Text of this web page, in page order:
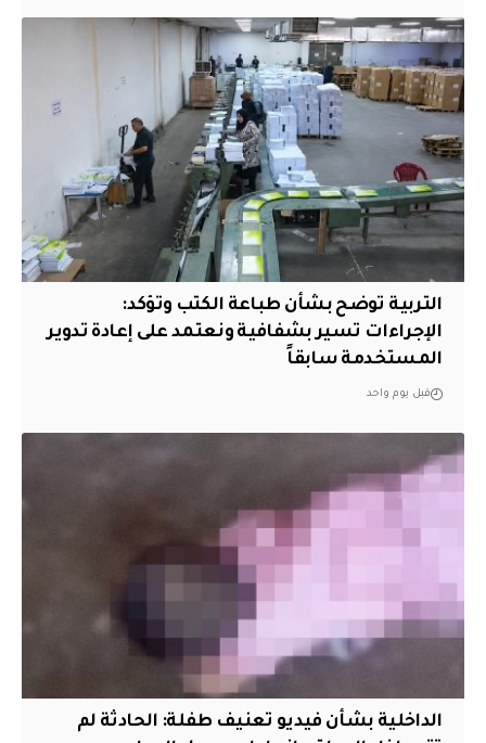
التربية توضح بشأن طباعة الكتب وتؤكد:
الإجراءات تسير بشفافية ونعتمد على إعادة تدوير
المستخدمة سابقاً
قبل يوم واحد
الداخلية بشأن فيديو تعنيف طفلة: الحادثة لم